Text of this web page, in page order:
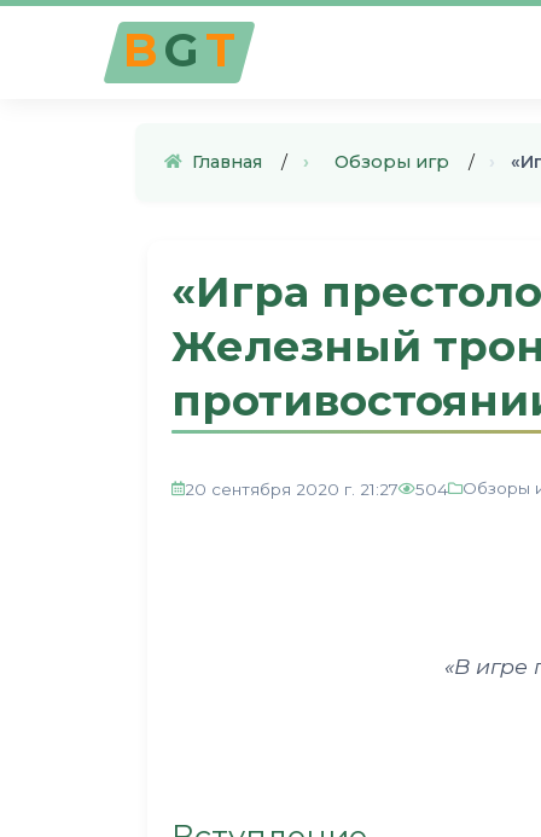
BGT
Главная › Обзоры игр ›
«Игра
Железный
20 сентября 2020 г. 21:27 504 Обзоры
«В игре